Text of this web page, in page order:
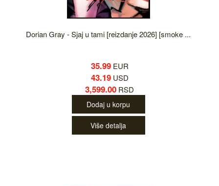
Dorian Gray - Sjaj u tami [reizdanje 2026] [smoke ...
35.99EUR
43.19USD
3,599.00 RSD
Dodaj u korpu
Više detalja